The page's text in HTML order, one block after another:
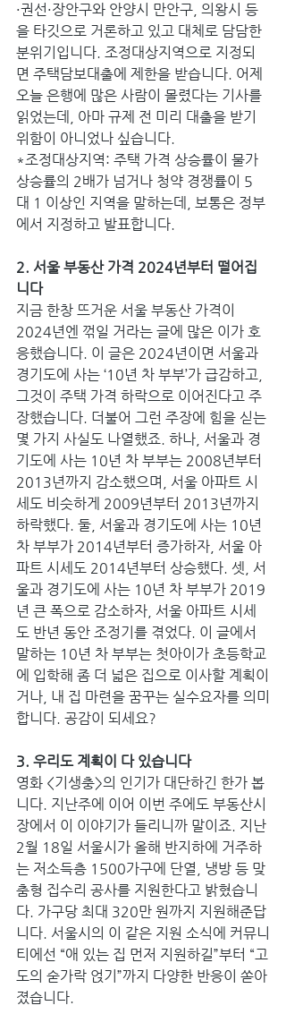
·권선·장안구와 안양시 만안구, 의왕시 등
을 타깃으로 거론하고 있고 대체로 담담한
분위기입니다. 조정대상지역으로 지정되
면 주택담보대출에 제한을 받습니다. 어제
오늘 은행에 많은 사람이 몰렸다는 기사를
읽었는데, 아마 규제 전 미리 대출을 받기
위함이 아니었나 싶습니다.
*조정대상지역: 주택 가격 상승률이 물가
상승률의 2배가 넘거나 청약 경쟁률이 5
대 1 이상인 지역을 말하는데, 보통은 정부
에서 지정하고 발표합니다.
2. 서울 부동산 가격 2024년부터 떨어집
니다
지금 한창 뜨거운 서울 부동산 가격이
2024년엔 꺾일 거라는 글에 많은 이가 호
응했습니다. 이 글은 2024년이면 서울과
경기도에 사는 ‘10년 차 부부’가 급감하고,
그것이 주택 가격 하락으로 이어진다고 주
장했습니다. 더불어 그런 주장에 힘을 싣는
몇 가지 사실도 나열했죠. 하나, 서울과 경
기도에 사는 10년 차 부부는 2008년부터
2013년까지 감소했으며, 서울 아파트 시
세도 비슷하게 2009년부터 2013년까지
하락했다. 둘, 서울과 경기도에 사는 10년
차 부부가 2014년부터 증가하자, 서울 아
파트 시세도 2014년부터 상승했다. 셋, 서
울과 경기도에 사는 10년 차 부부가 2019
년 큰 폭으로 감소하자, 서울 아파트 시세
도 반년 동안 조정기를 겪었다. 이 글에서
말하는 10년 차 부부는 첫아이가 초등학교
에 입학해 좀 더 넓은 집으로 이사할 계획이
거나, 내 집 마련을 꿈꾸는 실수요자를 의미
합니다. 공감이 되세요?
3. 우리도 계획이 다 있습니다
영화 <기생충>의 인기가 대단하긴 한가 봅
니다. 지난주에 이어 이번 주에도 부동산시
장에서 이 이야기가 들리니까 말이죠. 지난
2월 18일 서울시가 올해 반지하에 거주하
는 저소득층 1500가구에 단열, 냉방 등 맞
춤형 집수리 공사를 지원한다고 밝혔습니
다. 가구당 최대 320만 원까지 지원해준답
니다. 서울시의 이 같은 지원 소식에 커뮤니
티에선 “애 있는 집 먼저 지원하길”부터 “고
도의 숟가락 얹기”까지 다양한 반응이 쏟아
졌습니다.